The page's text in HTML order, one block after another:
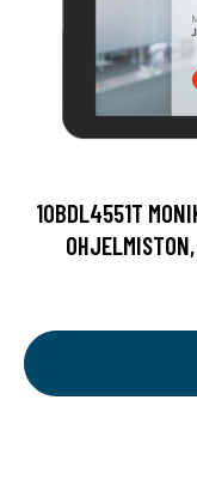
10BDL4551T